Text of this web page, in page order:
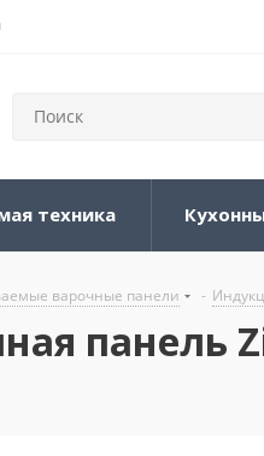
техника
варочные панели -
панель